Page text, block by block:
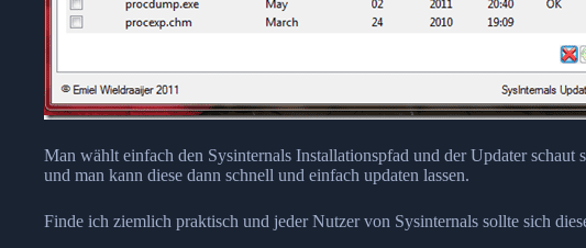
Man wählt einfach den Sysinternals Installationspfad und der Updater
und man kann diese dann schnell und einfach updaten lassen.
Finde ich ziemlich praktisch und jeder Nutzer von Sysinternals sollte sich